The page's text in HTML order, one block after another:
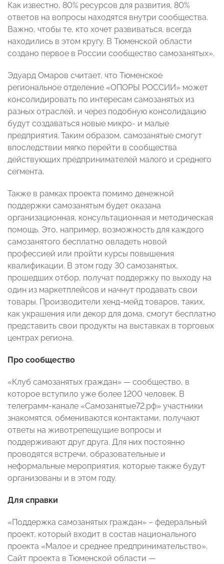
Как известно, 80% ресурсов для развития, 80%
ответов на вопросы находятся внутри сообщества.
Важно, чтобы те, кто хочет развиваться, всегда
находились в этом кругу. В Тюменской области
создано первое в России сообщество самозанятых».
Эдуард Омаров считает, что Тюменское
региональное отделение «ОПОРЫ РОССИИ» может
консолидировать по интересам самозанятых из
разных отраслей, и через подобную консолидацию
будут создаваться новые микро- и малые
предприятия. Таким образом, самозанятые смогут
впоследствии мягко перейти в сообщества
действующих предпринимателей малого и среднего
сегмента.
Также в рамках проекта помимо денежной
поддержки самозанятым будет оказана
организационная, консультационная и методическая
помощь. Это, например, возможность для каждого
самозанятого бесплатно овладеть новой
профессией или пройти курсы повышения
квалификации. В этом году 30 самозанятых,
прошедших отбор, получат поддержку по выходу на
один из маркетплейсов и начнут продавать свои
товары. Производители хенд-мейд товаров, таких,
как украшения или декор для дома, смогут бесплатно
представить свои продукты на выставках в торговых
центрах региона.
Про сообщество
«Клуб самозанятых граждан» — сообщество, в
которое вступило уже более 1200 человек. В
телеграмм-канале «Самозанятые72.рф» участники
знакомятся, обмениваются контактами, получают
ответы на животрепещущие вопросы и
поддерживают друг друга. Для них постоянно
проводятся встречи, образовательные и
неформальные мероприятия, которые также будут
организованы и в этом году.
Для справки
«Поддержка самозанятых граждан» – федеральный
проект, который входит в состав национального
проекта «Малое и среднее предпринимательство».
Сайт проекта в Тюменской области —